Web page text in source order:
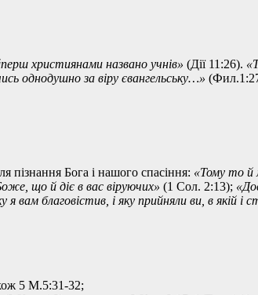
християнами названо учнів» (Дії 11:26).
однодушно за віру євангельську…»
пізнання Бога і нашого спасіння: «Тому то й
що й діє в вас віруючих» (1 Сол. 2:13);
вам благовістив, і яку прийняли ви, в якій і
5 М.5:31-32;